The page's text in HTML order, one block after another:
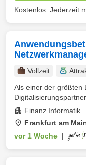
Kostenlos. Jederzeit
Vollzeit
Als einer der größten
Finanz Informatik
Frankfurt am
vor 1 Woche